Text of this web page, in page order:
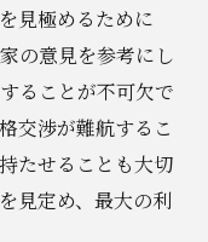
門家の利用法
スクの認識
の影響
の契約書チェッ
準備
見極めるために
の意見を参考にし
ることが不可欠で
交渉が難航するこ
たせることも大切
見定め、最大の利